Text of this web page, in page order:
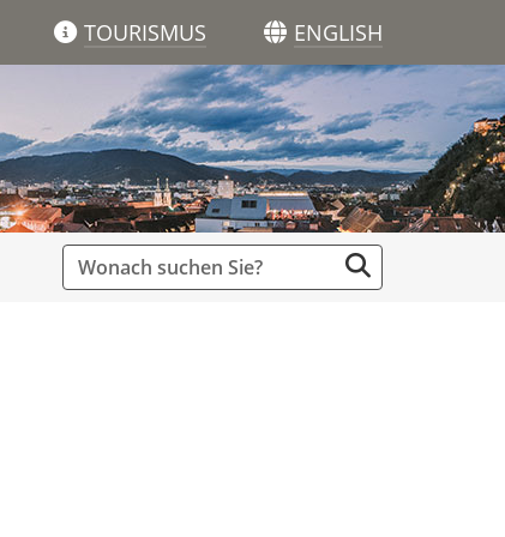
TOURISMUS ENGLISH